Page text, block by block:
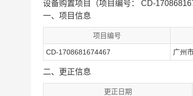
设备购置项目（项目编号： CD-
一、项目信息
项目编号
CD-1708681674467 广州
二、更正信息
更正日期